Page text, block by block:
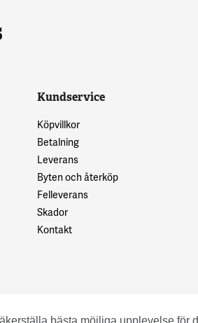
Kundservice
Köpvillkor
Betalning
Leverans
Byten och återköp
Felleverans
Skador
Kontakt